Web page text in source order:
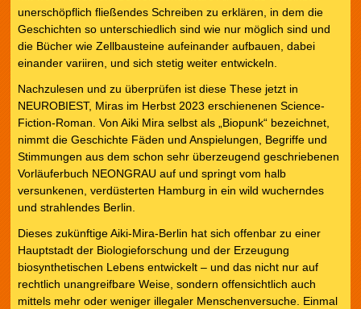
unerschöpflich fließendes Schreiben zu erklären, in dem die
Geschichten so unterschiedlich sind wie nur möglich sind und
die Bücher wie Zellbausteine aufeinander aufbauen, dabei
einander variiren, und sich stetig weiter entwickeln.
Nachzulesen und zu überprüfen ist diese These jetzt in
NEUROBIEST, Miras im Herbst 2023 erschienenen Science-
Fiction-Roman. Von Aiki Mira selbst als „Biopunk“ bezeichnet,
nimmt die Geschichte Fäden und Anspielungen, Begriffe und
Stimmungen aus dem schon sehr überzeugend geschriebenen
Vorläuferbuch NEONGRAU auf und springt vom halb
versunkenen, verdüsterten Hamburg in ein wild wucherndes
und strahlendes Berlin.
Dieses zukünftige Aiki-Mira-Berlin hat sich offenbar zu einer
Hauptstadt der Biologieforschung und der Erzeugung
biosynthetischen Lebens entwickelt – und das nicht nur auf
rechtlich unangreifbare Weise, sondern offensichtlich auch
mittels mehr oder weniger illegaler Menschenversuche. Einmal